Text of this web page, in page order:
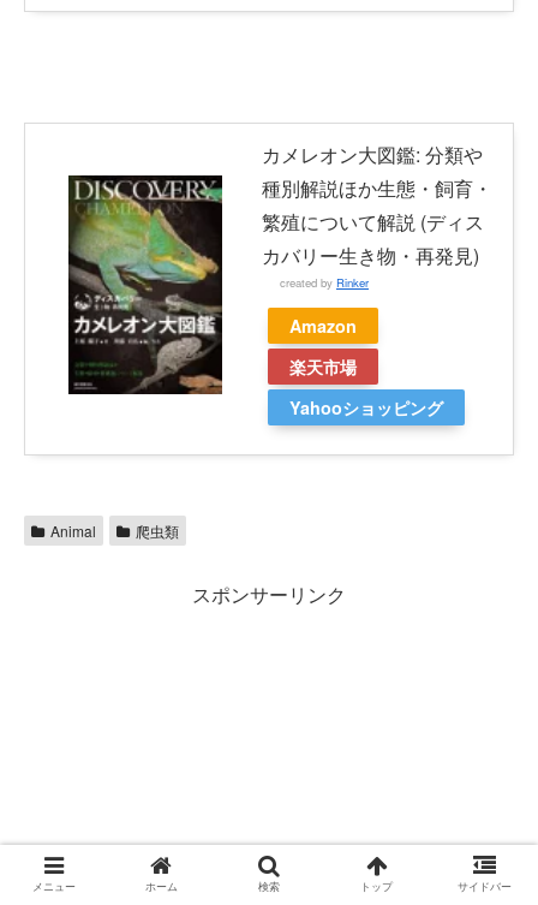
カメレオン大図鑑: 分類や
種別解説ほか生態・飼育・
繁殖について解説 (ディス
カバリー生き物・再発見)
created by Rinker
Amazon
楽天市場
Yahooショッピング
Animal 爬虫類
スポンサーリンク
メニュー ホーム 検索 トップ サイドバー